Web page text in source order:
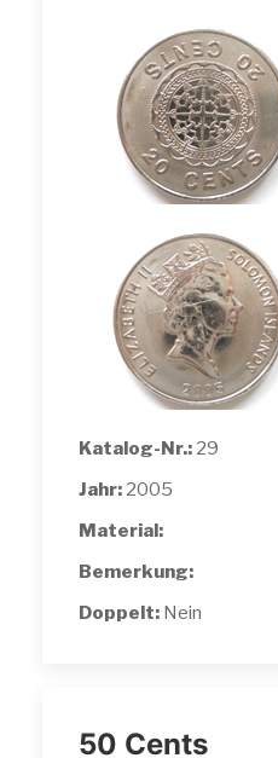
Katalog-Nr.: 29
Jahr: 2005
Material:
Bemerkung:
Doppelt: Nein
50 Cents